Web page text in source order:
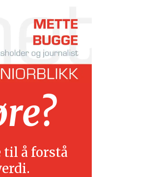
å forstå